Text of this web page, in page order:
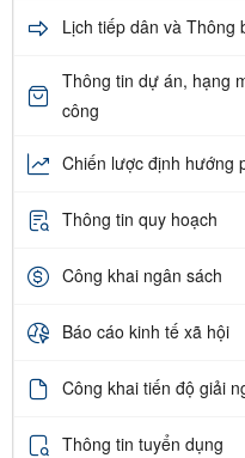
Lịch tiếp dân và Thông
Thông tin dự án, hạng
công
Chiến lược định hướng
Thông tin quy hoạch
Công khai ngân sách
Báo cáo kinh tế xã hội
Công khai tiến độ giải
Thông tin tuyển dụng